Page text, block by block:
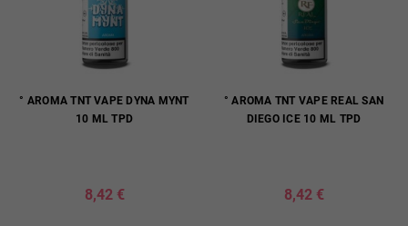
° AROMA TNT VAPE DYNA MYNT
10 ML TPD
8,42 €
° AROMA TNT VAPE REAL SAN
DIEGO ICE 10 ML TPD
8,42 €